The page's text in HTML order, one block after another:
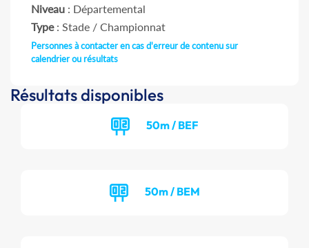
Niveau : Départemental
Type: Stade / Championnat
Personnes à contacter en cas d'erreur de contenu sur
calendrier ou résultats
Résultats disponibles
50m / BEF
50m / BEM